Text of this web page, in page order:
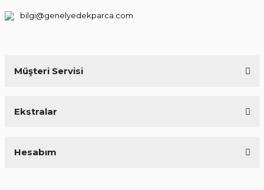
Müşteri Servisi
Ekstralar
Hesabım
bilgi@genelyedekparca.com